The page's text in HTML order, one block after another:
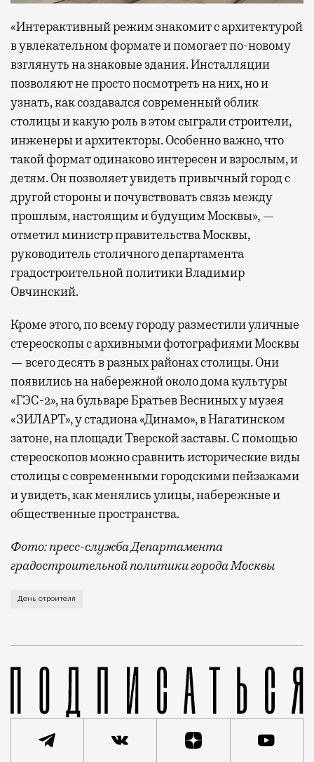
«Интерактивный режим знакомит с архитектурой
в увлекательном формате и помогает по-новому
взглянуть на знаковые здания. Инсталляции
позволяют не просто посмотреть на них, но и
узнать, как создавался современный облик
столицы и какую роль в этом сыграли строители,
инженеры и архитекторы. Особенно важно, что
такой формат одинаково интересен и взрослым, и
детям. Он позволяет увидеть привычный город с
другой стороны и почувствовать связь между
прошлым, настоящим и будущим Москвы», —
отметил министр правительства Москвы,
руководитель столичного департамента
градостроительной политики Владимир
Овчинский.
Кроме этого, по всему городу разместили уличные
стереоскопы с архивными фотографиями Москвы
— всего десять в разных районах столицы. Они
появились на набережной около дома культуры
«ГЭС-2», на бульваре Братьев Весниных у музея
«ЗИЛАРТ», у стадиона «Динамо», в Нагатинском
затоне, на площади Тверской заставы. С помощью
стереоскопов можно сравнить исторические виды
столицы с современными городскими пейзажами
и увидеть, как менялись улицы, набережные и
общественные пространства.
Фото: пресс-служба Департамента
градостроительной политики города Москвы
В этом году профессиональный праздник День
День строителя